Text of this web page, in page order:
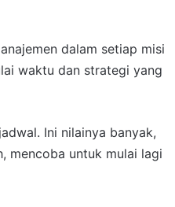
dalam setiap misi
waktu dan strategi yang
Ini nilainya banyak,
mencoba untuk mulai lagi